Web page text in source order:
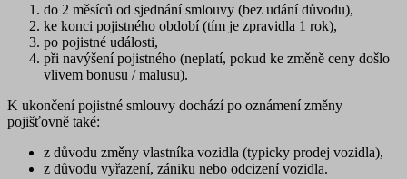
do 2 měsíců od sjednání smlouvy (bez udání důvodu),
ke konci pojistného období(tím je zpravidla 1 rok),
po pojistné události,
při navýšení pojistného (neplatí, pokud ke změně ceny došlo
vlivem bonusu / malusu).
K ukončení pojistné smlouvy dochází po oznámení změny
pojišťovně také:
z důvodu změny vlastníka vozidla (typicky prodej vozidla),
z důvodu vyřazení, zániku nebo odcizení vozidla.